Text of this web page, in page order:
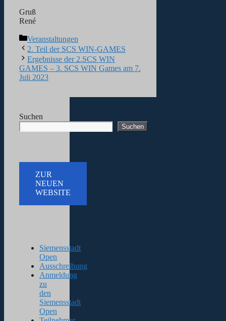
Gruß
René
Kategorien
Veranstaltungen
2. Teil der SCS WIN-GAMES
Ergebnisse der 2.SCS WIN
GAMES – 3. SCS WIN Games am 7.
Juli 2023
Suchen
Suchen
ZUR
NEUEN
WEBSITE
Siemensstadt
Open
Ausschreibung
Anmeldung
zu
den
Siemensstadt
Open